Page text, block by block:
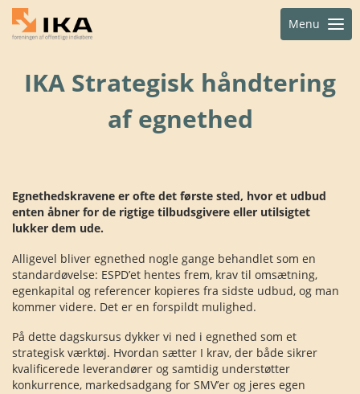
Menu
IKA Strategisk håndtering
af egnethed
Egnethedskravene er ofte det første sted, hvor et udbud
enten åbner for de rigtige tilbudsgivere eller utilsigtet
lukker dem ude.
Alligevel bliver egnethed nogle gange behandlet som en
standardøvelse: ESPD’et hentes frem, krav til omsætning,
egenkapital og referencer kopieres fra sidste udbud, og man
kommer videre. Det er en forspildt mulighed.
På dette dagskursus dykker vi ned i egnethed som et
strategisk værktøj. Hvordan sætter I krav, der både sikrer
kvalificerede leverandører og samtidig understøtter
konkurrence, markedsadgang for SMV’er og jeres egen